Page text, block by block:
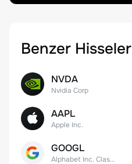
Benzer Hisseler
NVDA
Nvidia Corp
AAPL
Apple Inc.
GOOGL
Alphabet Inc. Class A Common Stock